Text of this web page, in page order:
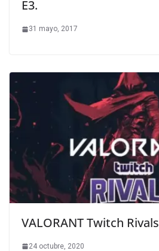
E3.
31 mayo, 2017
VALORANT Twitch Rivals
24 octubre, 2020